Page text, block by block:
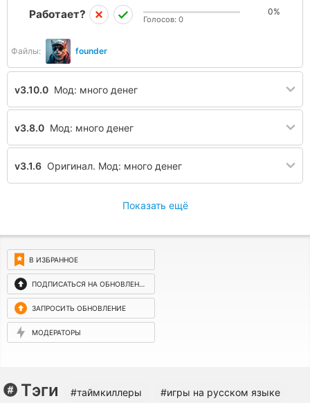
Файлы: founder
Работает? 0%
Голосов: 0
v3.10.0 Мод: много денег
v3.8.0 Мод: много денег
v3.1.6 Оригинал. Мод: много денег
Показать ещё
В ИЗБРАННОЕ
ПОДПИСАТЬСЯ НА ОБНОВЛЕНИЯ
ЗАПРОСИТЬ ОБНОВЛЕНИЕ
МОДЕРАТОРЫ
Тэги #таймкиллеры #игры на русском языке